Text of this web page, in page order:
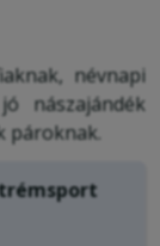
névnapi
nászajándék
pároknak.